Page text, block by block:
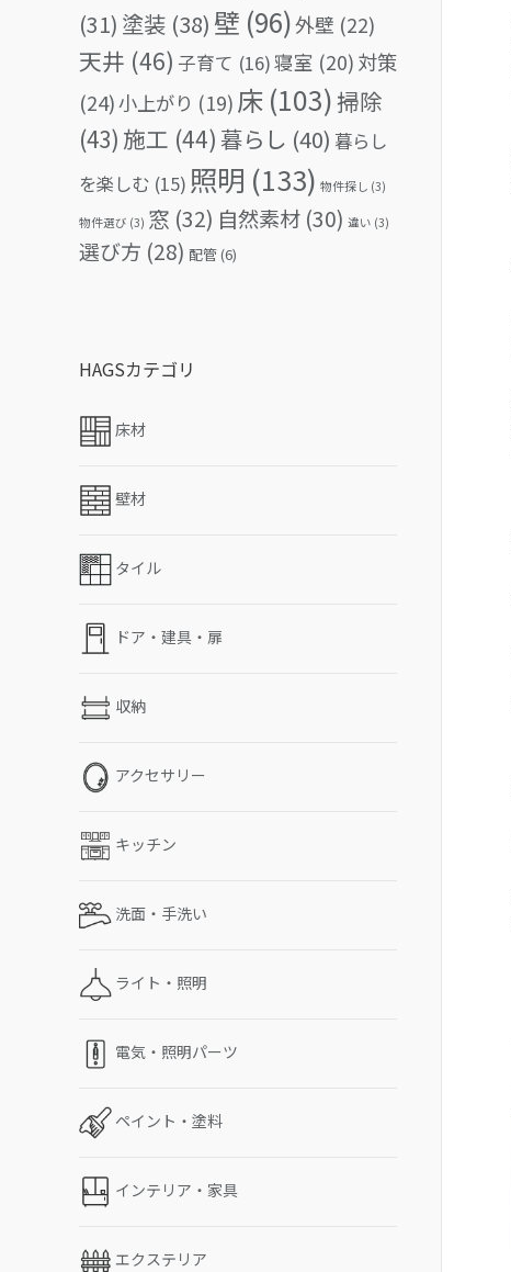
(31) 塗装 (38) 壁 (96)外壁 (22)
天井 (46) 子育て (16)寝室 (20) 対策
(24)小上がり (19) 床 (103)掃除
(43) 施工 (44) 暮らし (40) 暮らし
を楽しむ (15) 照明 (133) 物件探し (3)
物件選び (3) 窓 (32) 自然素材 (30) 違い (3)
選び方 (28) 配管(6)
HAGSカテゴリ
床材
壁材
タイル
ドア・建具・扉
収納
アクセサリー
キッチン
洗面・手洗い
ライト・照明
電気・照明パーツ
ペイント・塗料
インテリア・家具
エクステリア